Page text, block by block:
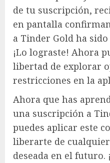
de tu suscripción,
en pantalla
a Tinder Gold ha
¡Lo lograste! Ahora
libertad de explorar
restricciones en la
Ahora que has
una suscripción a
puedes aplicar este
liberarte de
deseada en el futuro.